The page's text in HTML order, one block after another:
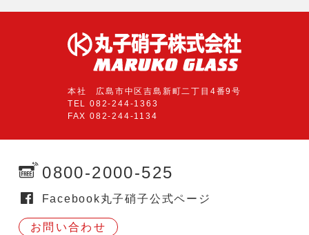
本社 広島市中区吉島新町二丁目4番9号
TEL 082-244-1363
FAX 082-244-1134
0800-2000-525
Facebook丸子硝子公式ページ
お問い合わせ